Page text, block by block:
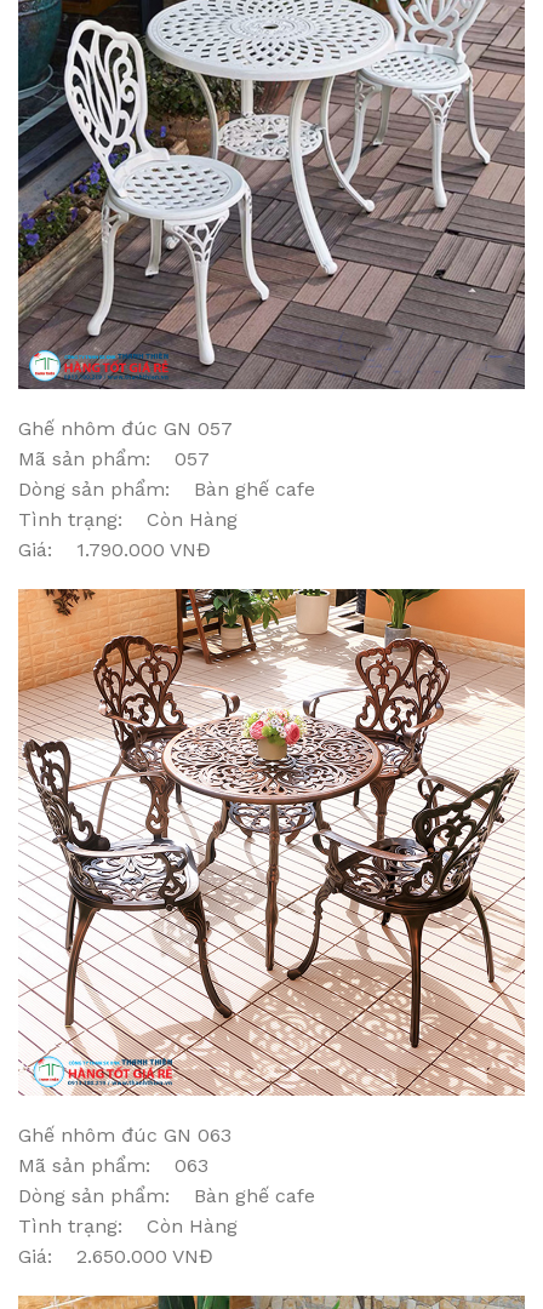
Ghế nhôm đúc GN 057
Mã sản phẩm: 057
Dòng sản phẩm: Bàn ghế cafe
Tình trạng: Còn Hàng
Giá: 1.790.000 VNĐ
Ghế nhôm đúc GN 063
Mã sản phẩm: 063
Dòng sản phẩm: Bàn ghế cafe
Tình trạng: Còn Hàng
Giá: 2.650.000 VNĐ